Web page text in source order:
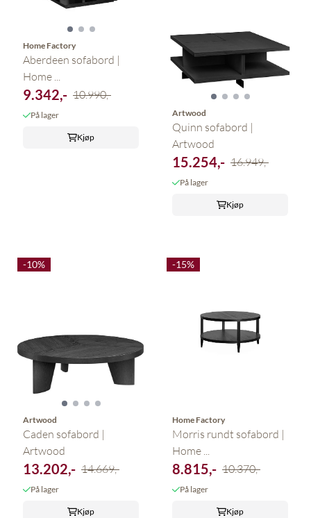
Home Factory
Aberdeen sofabord |
Home ...
9.342,- 10.990,-
På lager
Kjøp
Artwood
Quinn sofabord |
Artwood
15.254,- 16.949,-
På lager
Kjøp
-10%
Artwood
Caden sofabord |
Artwood
13.202,- 14.669,-
På lager
Kjøp
-15%
Home Factory
Morris rundt sofabord |
Home ...
8.815,- 10.370,-
På lager
Kjøp